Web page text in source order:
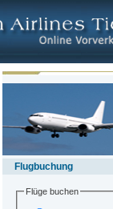
Flugbuchung
Flüge buchen